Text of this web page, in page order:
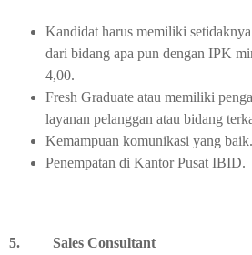
Kandidat harus memiliki
dari bidang apa pun dengan IPK
4,00.
Fresh Graduate atau memiliki
layanan pelanggan atau bidang
Kemampuan komunikasi yang baik.
Penempatan di Kantor Pusat IBID.
5.
Sales Consultant